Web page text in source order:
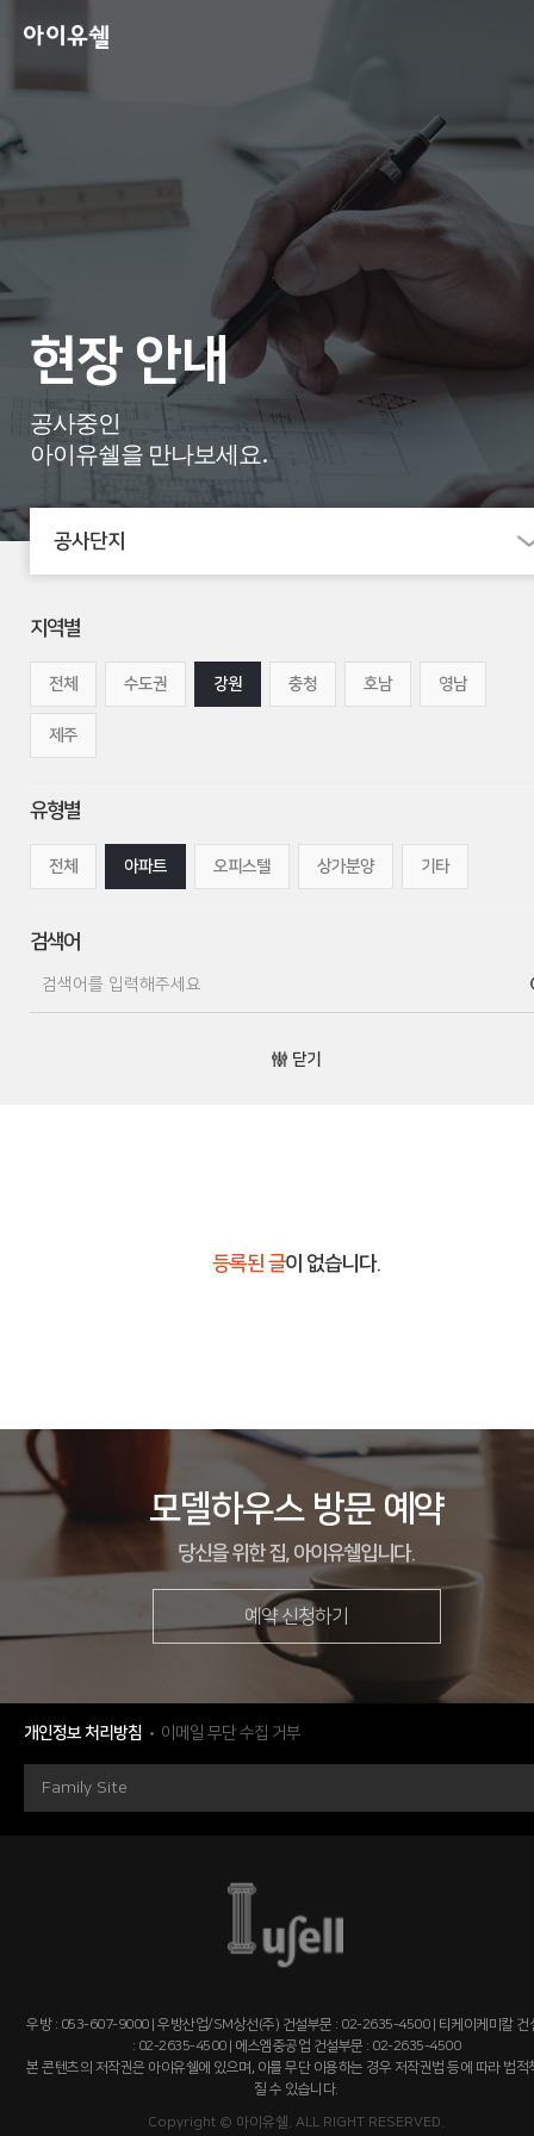
현장 안내
공사중인
아이유쉘을 만나보세요.
공사단지
지역별
전체 수도권 강원 충청 호남 영남
제주
유형별
전체 아파트 오피스텔 상가분양 기타
검색어
닫기
등록된 글이 없습니다.
모델하우스 방문 예약
당신을 위한 집, 아이유쉘입니다.
예약 신청하기
개인정보 처리방침 이메일 무단 수집 거부
Family Site
우방 : 053-607-9000 | 우방산업/SM상선(주) 건설부문 : 02-2635-4500 | 티케이케미칼 건
: 02-2635-4500 | 에스엠중공업 건설부문 : 02-2635-4500
본 콘텐츠의 저작권은 아이유쉘에 있으며, 이를 무단 이용하는 경우 저작권법 등에 따라 법적
질 수 있습니다.
Copyright © 아이유쉘. ALL RIGHT RESERVED.